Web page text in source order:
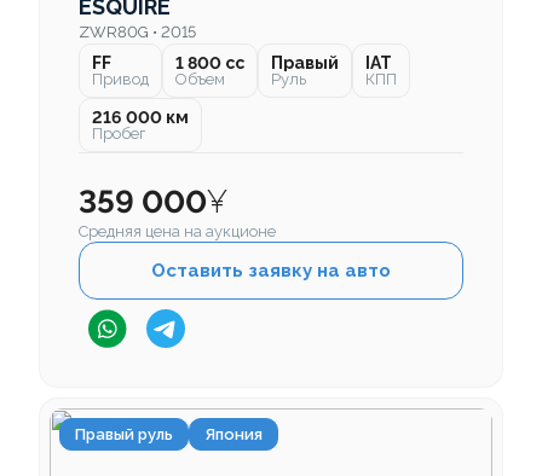
ESQUIRE
ZWR80G • 2015
FF
Привод
1 800 cc
Объем
Правый
Руль
IAT
КПП
216 000 км
Пробег
359 000¥
Средняя цена на аукционе
Оставить заявку на авто
Правый руль Япония